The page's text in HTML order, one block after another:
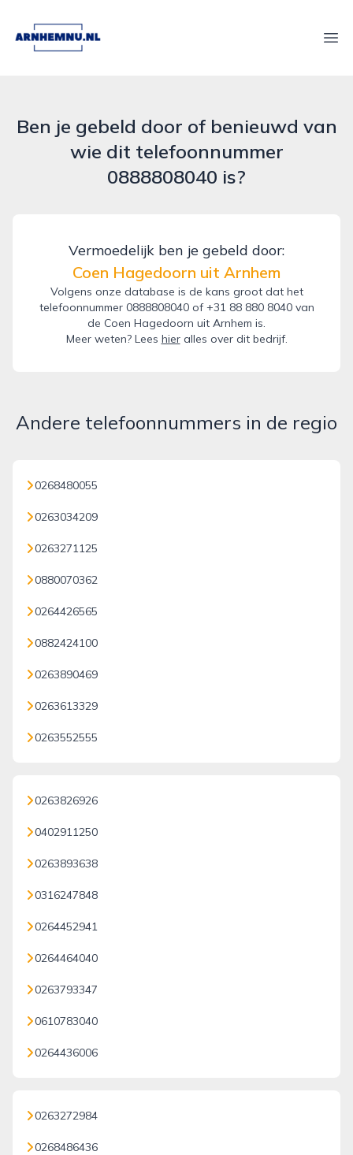
arnhemnu.nl
Ben je gebeld door of benieuwd van
wie dit telefoonnummer
0888808040 is?
Vermoedelijk ben je gebeld door:
Coen Hagedoorn uit Arnhem
Volgens onze database is de kans groot dat het
telefoonnummer 0888808040 of +31 88 880 8040 van
de Coen Hagedoorn uit Arnhem is.
Meer weten? Lees hieralles over dit bedrijf.
Andere telefoonnummers in de regio
0268480055
0263034209
0263271125
0880070362
0264426565
0882424100
0263890469
0263613329
0263552555
0263826926
0402911250
0263893638
0316247848
0264452941
0264464040
0263793347
0610783040
0264436006
0263272984
0268486436